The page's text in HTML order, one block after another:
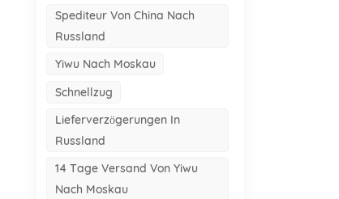
Spediteur Von China Nach
Russland
Yiwu Nach Moskau
Schnellzug
Lieferverzögerungen In
Russland
14 Tage Versand Von Yiwu
Nach Moskau